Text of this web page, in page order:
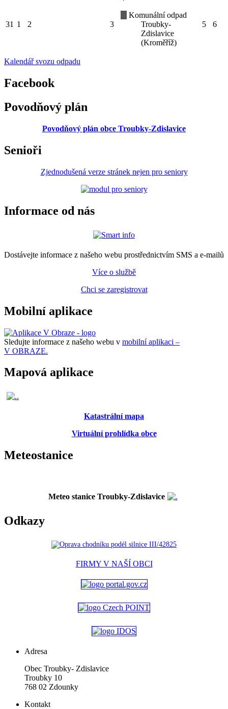
31 1 2 3
Komunální odpad
Troubky-
Zdislavice
(Kroměříž)
5 6
Kalendář svozu odpadu
Facebook
Povodňový plán
Povodňový plán obce Troubky-Zdislavice
Senioři
Zjednodušená verze stránek nejen pro seniory
Informace od nás
Dostávejte informace z našeho webu prostřednictvím SMS a e-mailů
Více o službě
Chci se zaregistrovat
Mobilní aplikace
Sledujte informace z našeho webu v mobilní aplikaci –
V OBRAZE.
Mapová aplikace
Katastrální mapa
Virtuální prohlídka obce
Meteostanice
Meteo stanice Troubky-Zdislavice
Odkazy
FIRMY V NAŠÍ OBCI
Adresa
Obec Troubky- Zdislavice
Troubky 10
768 02 Zdounky
Kontakt